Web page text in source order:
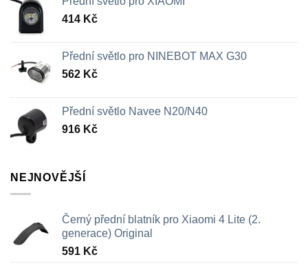
414 Kč
Přední světlo pro NINEBOT MAX G30
562 Kč
Přední světlo Navee N20/N40
916 Kč
NEJNOVĚJŠÍ
Černý přední blatník pro Xiaomi 4 Lite (2.
generace) Original
591 Kč